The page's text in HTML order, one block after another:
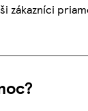
zákazníci